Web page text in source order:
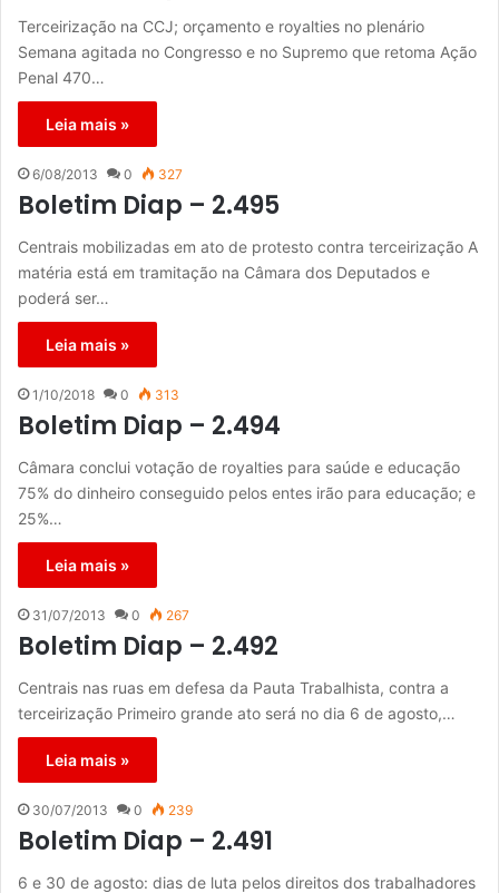
Terceirização na CCJ; orçamento e royalties no plenário
Semana agitada no Congresso e no Supremo que retoma Ação
Penal 470…
Leia mais »
6/08/2013 0 327
Boletim Diap – 2.495
Centrais mobilizadas em ato de protesto contra terceirização A
matéria está em tramitação na Câmara dos Deputados e
poderá ser…
Leia mais »
1/10/2018 0 313
Boletim Diap – 2.494
Câmara conclui votação de royalties para saúde e educação
75% do dinheiro conseguido pelos entes irão para educação; e
25%…
Leia mais »
31/07/2013 0 267
Boletim Diap – 2.492
Centrais nas ruas em defesa da Pauta Trabalhista, contra a
terceirização Primeiro grande ato será no dia 6 de agosto,…
Leia mais »
30/07/2013 0 239
Boletim Diap – 2.491
6 e 30 de agosto: dias de luta pelos direitos dos trabalhadores